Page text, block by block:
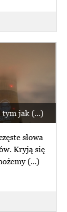
tym jak (...)
słowa
Kryją się
(...)